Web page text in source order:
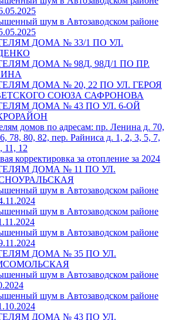
шум в Автозаводском районе
ДОМА № 33/1 ПО УЛ.
ДОМА № 98Д, 98Д/1 ПО ПР.
ДОМА № 20, 22 ПО УЛ. ГЕРОЯ
СОЮЗА САФРОНОВА
ДОМА № 43 ПО УЛ. 6-ОЙ
домов по адресам: пр. Ленина д. 70,
78, 80, 82, пер. Райниса д. 1, 2, 3, 5, 7,
11, 12
корректировка за отопление за 2024
ДОМА № 11 ПО УЛ.
шум в Автозаводском районе
шум в Автозаводском районе
шум в Автозаводском районе
ДОМА № 35 ПО УЛ.
шум в Автозаводском районе
шум в Автозаводском районе
ДОМА № 43 ПО УЛ.